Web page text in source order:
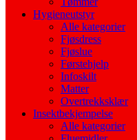
Hygieneutstyr
Alle kategorier
Fjøsdress
Fjøslue
Førstehjelp
Infoskilt
Matter
Overtrekksklær
Insektbekjempelse
Alle kategorier